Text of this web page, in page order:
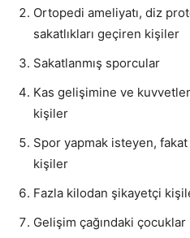
Ortopedi ameliyatı, diz
sakatlıkları geçiren kişiler
Sakatlanmış sporcular
Kas gelişimine ve
kişiler
Spor yapmak isteyen,
kişiler
Fazla kilodan şikayetçi
Gelişim çağındaki çocuklar